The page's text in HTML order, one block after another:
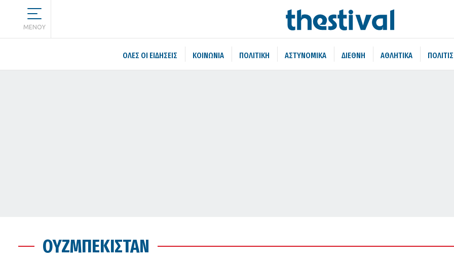
MENOY
ΌΛΕΣ ΟΙ ΕΙΔΉΣΕΙΣ ΚΟΙΝΩΝΙΑ ΠΟΛΙΤΙΚΗ ΑΣΤΥΝΟΜΙΚΑ ΔΙΕΘΝΗ ΑΘΛΗΤΙΚΑ
ΟΥΖΜΠΕΚΙΣΤΆΝ